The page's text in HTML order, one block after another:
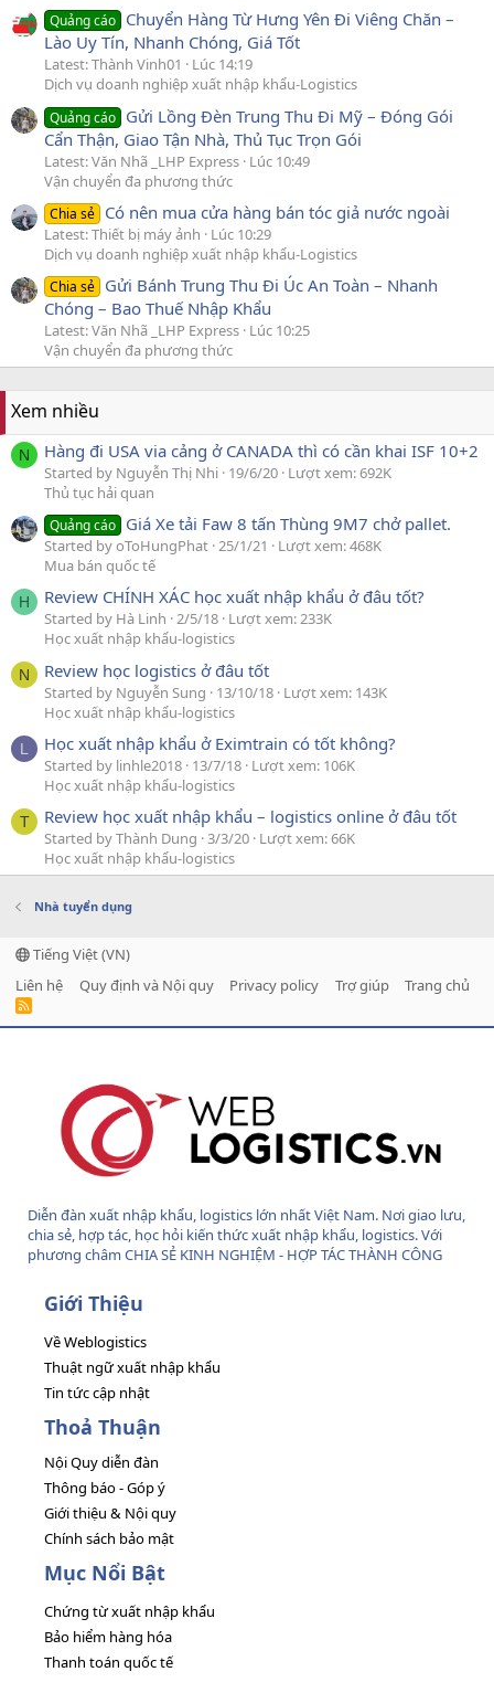
Quảng cáo Chuyển Hàng Từ Hưng Yên Đi Viêng Chăn –
Lào Uy Tín, Nhanh Chóng, Giá Tốt
Latest: Thành Vinh01
Lúc 14:19
Dịch vụ doanh nghiệp xuất nhập khẩu-Logistics
Quảng cáo Gửi Lồng Đèn Trung Thu Đi Mỹ – Đóng Gói
Cẩn Thận, Giao Tận Nhà, Thủ Tục Trọn Gói
Latest: Văn Nhã _LHP Express Lúc 10:49
Vận chuyển đa phương thức
Chia sẻ Có nên mua cửa hàng bán tóc giả nước ngoài
Latest: Thiết bị máy ảnh
Lúc 10:29
Dịch vụ doanh nghiệp xuất nhập khẩu-Logistics
Chia sẻ Gửi Bánh Trung Thu Đi Úc An Toàn – Nhanh
Chóng – Bao Thuế Nhập Khẩu
Latest: Văn Nhã _LHP Express Lúc 10:25
Vận chuyển đa phương thức
Xem nhiều
N Hàng đi USA via cảng ở CANADA thì có cần khai ISF 10+2
Started by Nguyễn Thị Nhi 19/6/20 Lượt xem: 692K
Thủ tục hải quan
Quảng cáo Giá Xe tải Faw 8 tấn Thùng 9M7 chở pallet.
Started by oToHungPhat 25/1/21
Lượt xem: 468K
Mua bán quốc tế
H Review CHÍNH XÁC học xuất nhập khẩu ở đâu tốt?
Started by Hà Linh 2/5/18 Lượt xem: 233K
Học xuất nhập khẩu-logistics
N Review học logistics ở đâu tốt
Started by Nguyễn Sung 13/10/18 Lượt xem: 143K
Học xuất nhập khẩu-logistics
L Học xuất nhập khẩu ở Eximtrain có tốt không?
Started by linhle2018 13/7/18 Lượt xem: 106K
Học xuất nhập khẩu-logistics
T Review học xuất nhập khẩu – logistics online ở đâu tốt
Started by Thành Dung 3/3/20 Lượt xem: 66K
Học xuất nhập khẩu-logistics
Nhà tuyển dụng
Tiếng Việt (VN)
Liên hệ
Quy định và Nội quy Privacy policy Trợ giúp Trang chủ
R
Diễn đàn xuất nhập khẩu, logistics lớn nhất Việt Nam. Nơi giao lưu,
chia sẻ, hợp tác, học hỏi kiến thức xuất nhập khẩu, logistics. Với
phương châm CHIA SẺ KINH NGHIỆM - HỢP TÁC THÀNH CÔNG
Giới Thiệu
Về Weblogistics
Thuật ngữ xuất nhập khẩu
Tin tức cập nhật
Thoả Thuận
Nội Quy diễn đàn
Thông báo - Góp ý
Giới thiệu & Nội quy
Chính sách bảo mật
Mục Nổi Bật
Chứng từ xuất nhập khẩu
Bảo hiểm hàng hóa
Thanh toán quốc tế